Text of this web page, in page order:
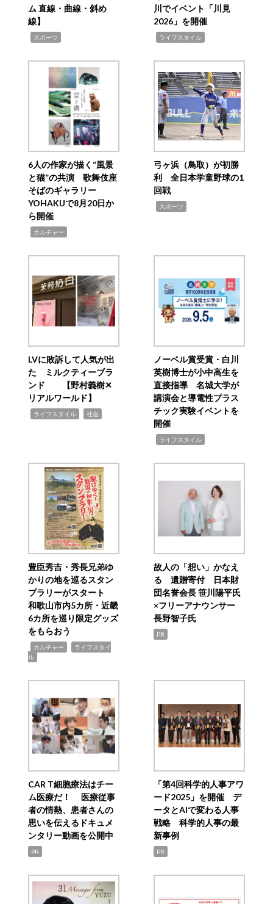
ム 直線・曲線・斜め
線】
スポーツ
川でイベント「川見
2026」を開催
ライフスタイル
6人の作家が描く“風景
と猫”の共演 歌舞伎座
そばのギャラリー
YOHAKUで8月20日か
ら開催
カルチャー
弓ヶ浜（鳥取）が初勝
利 全日本学童野球の1
回戦
スポーツ
LVに敗訴して人気が出
た ミルクティーブラ
ンド 【野村義樹✕
リアルワールド】
ライフスタイル 社会
ノーベル賞受賞・白川
英樹博士が小中高生を
直接指導 名城大学が
講演会と導電性プラス
チック実験イベントを
開催
ライフスタイル
豊臣秀吉・秀長兄弟ゆ
かりの地を巡るスタン
プラリーがスタート
和歌山市内5カ所・近畿
6カ所を巡り限定グッズ
をもらおう
カルチャー
ライフスタイ
ル
故人の「想い」かなえ
る 遺贈寄付 日本財
団名誉会長 笹川陽平氏
×フリーアナウンサー
長野智子氏
PR
CAR T細胞療法はチー
ム医療だ！ 医療従事
者の情熱、患者さんの
思いを伝えるドキュメ
ンタリー動画を公開中
PR
「第4回科学的人事アワ
ード2025」を開催 デ
ータとAIで変わる人事
戦略 科学的人事の最
新事例
PR